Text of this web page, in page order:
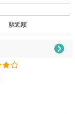
駅近順